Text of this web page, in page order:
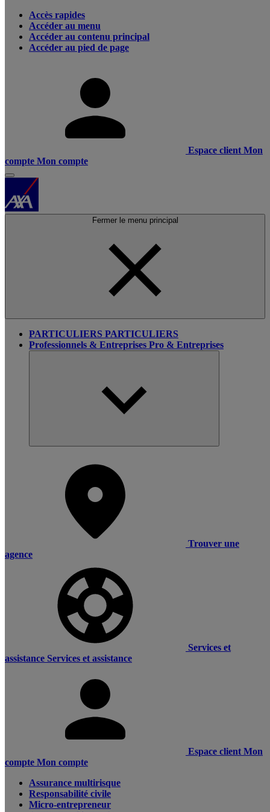
Accès rapides
Accéder au menu
Accéder au contenu principal
Accéder au pied de page
Espace client Mon
compte Mon compte
Fermer le menu principal
PARTICULIERS PARTICULIERS
Professionnels & Entreprises Pro & Entreprises
Trouver une
agence
Services et
assistance Services et assistance
Espace client Mon
compte Mon compte
Assurance multirisque
Responsabilité civile
Micro-entrepreneur